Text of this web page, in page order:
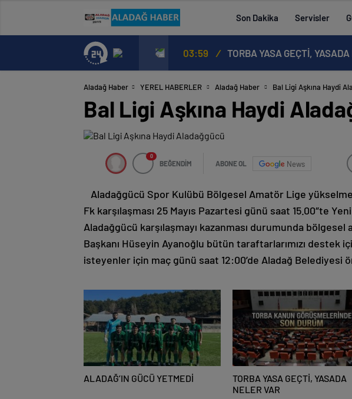
Son Dakika Servisler
03:59 / TORBA YASA GEÇTİ,
Aladağ Haber YEREL HABERLER Aladağ Haber Bal Ligi Aşkına Haydi
Bal Ligi Aşkına Haydi
0
BEĞENDİM ABONE OL News
Aladağgücü Spor Kulübü Bölgesel Amatör Lige yükselme
Fk karşılaşması 25 Mayıs Pazartesi günü saat 15.00″te
Aladağgücü karşılaşmayı kazanması durumunda
Başkanı Hüseyin Ayanoğlu bütün taraftarlarımızı destek
isteyenler için maç günü saat 12:00’de Aladağ Belediyesi
ALADAĞ’IN GÜCÜ YETMEDİ
TORBA YASA GEÇTİ, YASADA
NELER VAR